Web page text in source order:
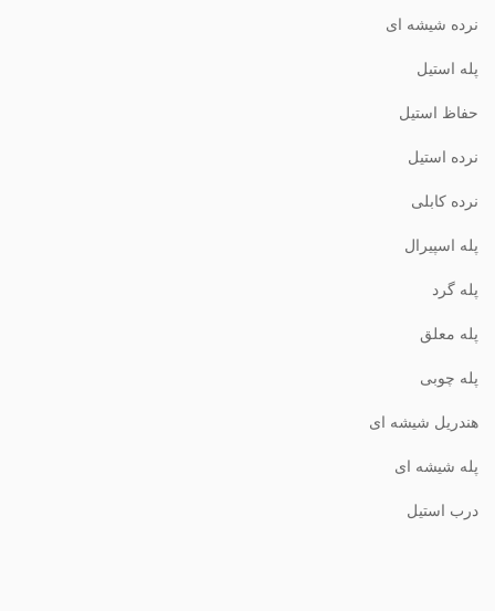
نرده شیشه ای
پله استیل
حفاظ استیل
نرده استیل
نرده کابلی
پله اسپیرال
پله گرد
پله معلق
پله چوبی
هندریل شیشه ای
پله شیشه ای
درب استیل